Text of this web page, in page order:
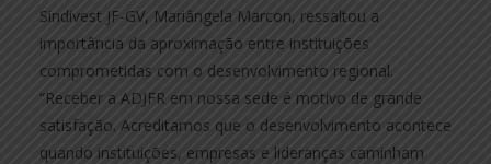
Sindivest JF-GV, Mariângela Marcon, ressaltou a
importância da aproximação entre instituições
comprometidas com o desenvolvimento regional.
“Receber a ADJFR em nossa sede é motivo de grande
satisfação. Acreditamos que o desenvolvimento acontece
quando instituições, empresas e lideranças caminham